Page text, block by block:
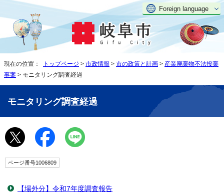
Foreign language
現在の位置： トップページ > 市政情報 > 市の政策と計画 > 産業廃棄物不法投棄
事案 > モニタリング調査経過
モニタリング調査経過
ページ番号1006809
【場外分】令和7年度調査報告